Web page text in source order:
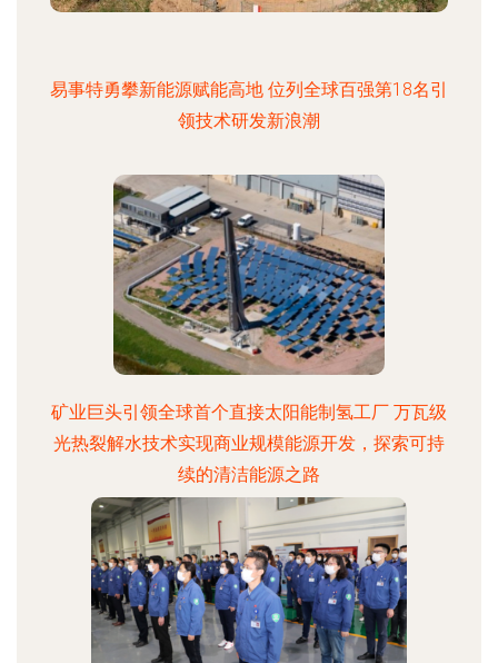
易事特勇攀新能源赋能高地 位列全球百强第18名引
领技术研发新浪潮
矿业巨头引领全球首个直接太阳能制氢工厂 万瓦级
光热裂解水技术实现商业规模能源开发，探索可持
续的清洁能源之路